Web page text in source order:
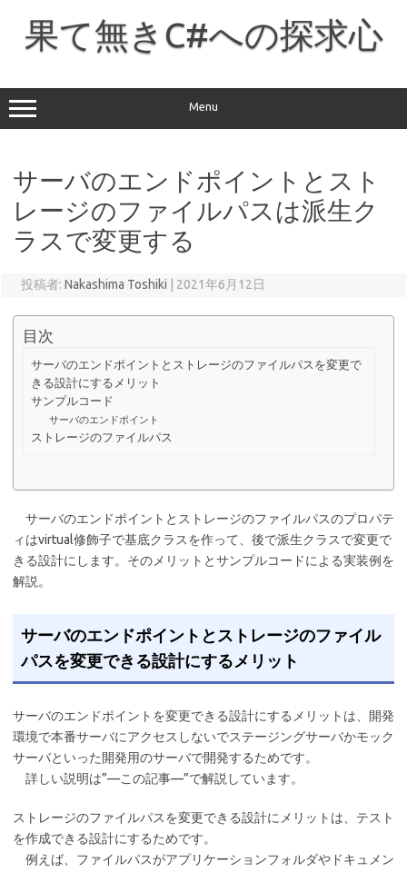
ッ
プ
果て無きC#への探求心
Menu
サーバのエンドポイントとスト
レージのファイルパスは派生ク
ラスで変更する
投稿者: Nakashima Toshiki 2021年6月12日
目次
サーバのエンドポイントとストレージのファイルパスを変更で
きる設計にするメリット
サンプルコード
サーバのエンドポイント
ストレージのファイルパス
サーバのエンドポイントとストレージのファイルパスのプロパテ
ィはvirtual修飾子で基底クラスを作って、後で派生クラスで変更で
きる設計にします。そのメリットとサンプルコードによる実装例を
解説。
サーバのエンドポイントとストレージのファイル
パスを変更できる設計にするメリット
サーバのエンドポイントを変更できる設計にするメリットは、開発
環境で本番サーバにアクセスしないでステージングサーバかモック
サーバといった開発用のサーバで開発するためです。
詳しい説明は”—この記事—”で解説しています。
ストレージのファイルパスを変更できる設計にメリットは、テスト
を作成できる設計にするためです。
例えば、ファイルパスがアプリケーションフォルダやドキュメン